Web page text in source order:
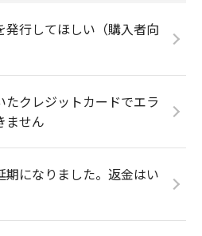
発行してほしい（購入者向
クレジットカードでエラ
ません
期になりました。返金はい